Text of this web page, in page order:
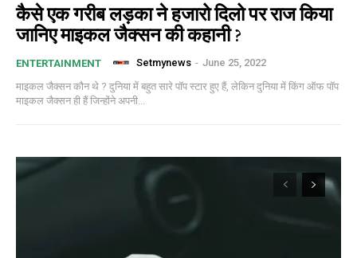
कैसे एक गरीब लड़का ने हजारो दिलो पर राज किया
जानिए माइकल जैक्सन की कहानी ?
ENTERTAINMENT Setmynews - June 25, 2022
माइकल जैक्सन कौन थे ? दुनिया में बहुत सारे पॉप स्टार हुए हैं, लेकिन दुनिया में किंग ऑफ पॉप
माइकल जैक्सन ही हैं जिन्होंने अपनी...